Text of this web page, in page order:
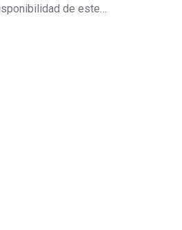
de este…